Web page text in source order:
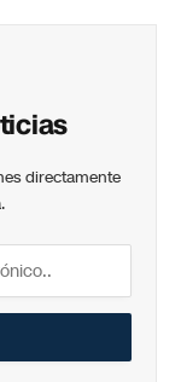
directamente